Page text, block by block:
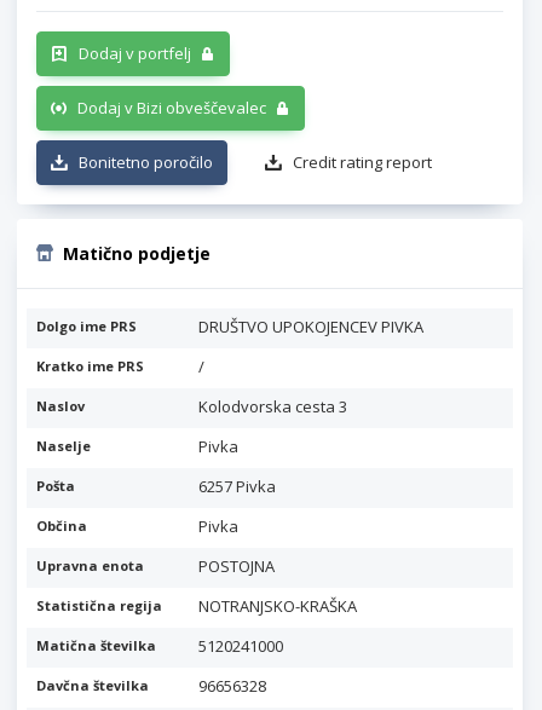
Dodaj v portfelj
Dodaj v Bizi obveščevalec
Bonitetno poročilo Credit rating report
Matično podjetje
Dolgo ime PRS DRUŠTVO UPOKOJENCEV PIVKA
Kratko ime PRS /
Naslov Kolodvorska cesta 3
Naselje Pivka
Pošta 6257 Pivka
Občina Pivka
Upravna enota POSTOJNA
Statistična regija NOTRANJSKO-KRAŠKA
Matična številka 5120241000
Davčna številka 96656328